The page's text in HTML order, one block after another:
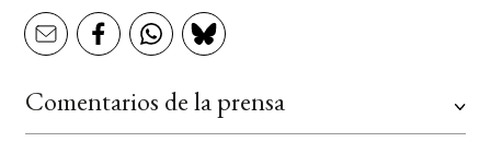
Comentarios de la prensa